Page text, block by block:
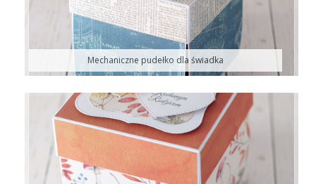
Mechaniczne pudełko dla świadka